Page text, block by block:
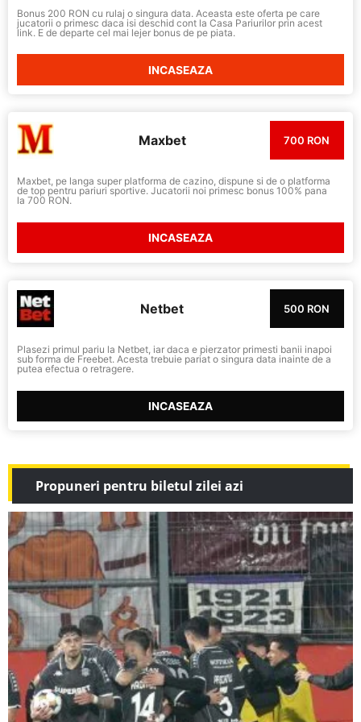
Bonus 200 RON cu rulaj o singura data. Aceasta este oferta pe care
jucatorii o primesc daca isi deschid cont la Casa Pariurilor prin acest
link. E de departe cel mai lejer bonus de pe piata.
INCASEAZA
Maxbet 700 RON
Maxbet, pe langa super platforma de cazino, dispune si de o platforma
de top pentru pariuri sportive. Jucatorii noi primesc bonus 100% pana
la 700 RON.
INCASEAZA
Netbet 500 RON
Plasezi primul pariu la Netbet, iar daca e pierzator primesti banii inapoi
sub forma de Freebet. Acesta trebuie pariat o singura data inainte de a
putea efectua o retragere.
INCASEAZA
Propuneri pentru biletul zilei azi